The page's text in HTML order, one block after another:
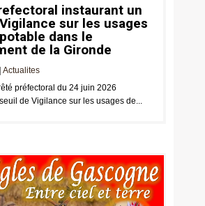
instaurant un
sur les usages
dans le
de la Gironde
Actualites
préfectoral du 24 juin 2026
de Vigilance sur les usages de...